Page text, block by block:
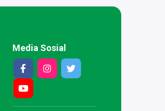
Media Sosial